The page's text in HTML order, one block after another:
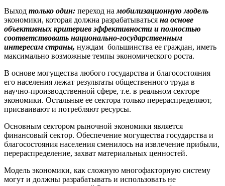
Выход только один: переход намобилизационную модель
экономики, которая должна разрабатываться на основе
объективных критериев эффективности и полностью
соответствовать национально-государственным
интересам страны, нуждам большинства ее граждан, иметь
максимально возможные темпы экономического роста.
В основе могущества любого государства и благосостояния
его населения лежат результаты общественного труда в
научно-производственной сфере, т.е. в реальном секторе
экономики. Остальные ее сектора только перераспределяют,
присваивают и потребляют ресурсы.
Основным сектором рыночной экономики является
финансовый сектор. Обеспечение могущества государства и
благосостояния населения сменилось на извлечение прибыли,
перераспределение, захват материальных ценностей.
Модель экономики, как сложную многофакторную систему
могут и должны разрабатывать и использовать не